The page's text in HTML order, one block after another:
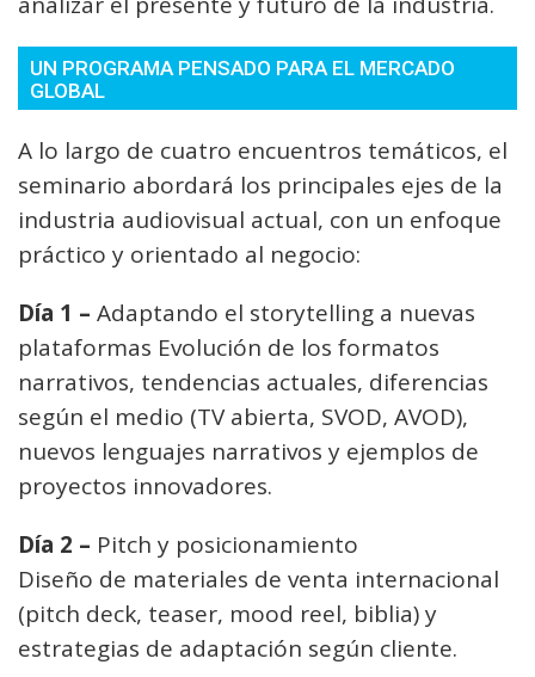
UN PROGRAMA PENSADO PARA EL MERCADO
GLOBAL
A lo largo de cuatro encuentros temáticos, el
seminario abordará los principales ejes de la
industria audiovisual actual, con un enfoque
práctico y orientado al negocio:
Día 1 – Adaptando el storytelling a nuevas
plataformas Evolución de los formatos
narrativos, tendencias actuales, diferencias
según el medio (TV abierta, SVOD, AVOD),
nuevos lenguajes narrativos y ejemplos de
proyectos innovadores.
Día 2 – Pitch y posicionamiento
Diseño de materiales de venta internacional
(pitch deck, teaser, mood reel, biblia) y
estrategias de adaptación según cliente.